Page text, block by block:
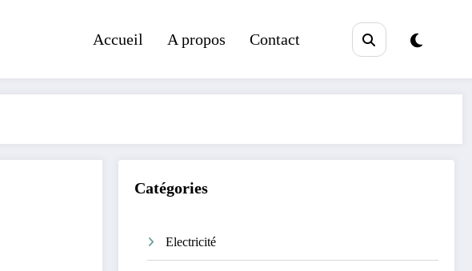
Accueil A propos Contact
Catégories
Electricité